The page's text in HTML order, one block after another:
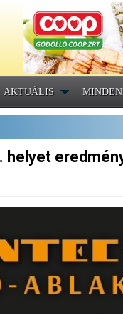
AKTUÁLIS
helyet